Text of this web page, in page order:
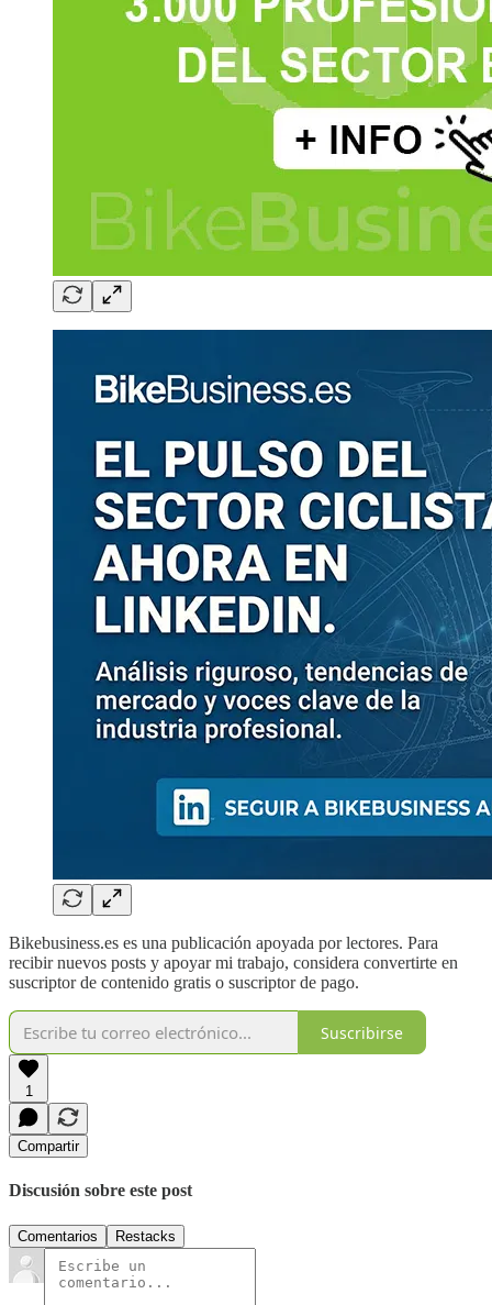
Bikebusiness.es es una publicación apoyada por lectores. Para
recibir nuevos posts y apoyar mi trabajo, considera convertirte en
suscriptor de contenido gratis o suscriptor de pago.
Suscribirse
1
Compartir
Discusión sobre este post
Comentarios Restacks